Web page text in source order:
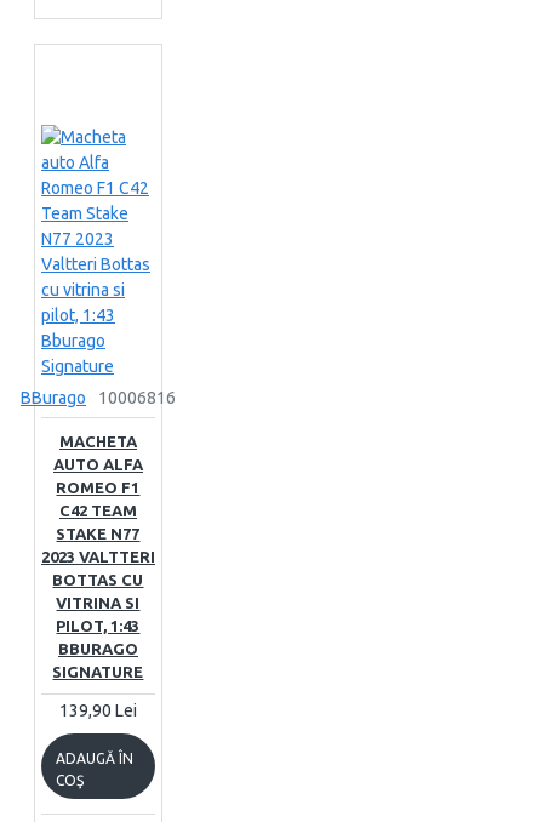
BBurago 10006816
MACHETA
AUTO ALFA
ROMEO F1
C42 TEAM
STAKE N77
2023 VALTTERI
BOTTAS CU
VITRINA SI
PILOT, 1:43
BBURAGO
SIGNATURE
139,90 Lei
ADAUGĂ ÎN
COŞ